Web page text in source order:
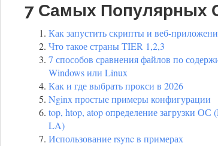
7 Самых Популярных
Как запустить скрипты и веб-
Что такое страны TIER 1,2,3
7 способов сравнения файлов по
Windows или Linux
Как и где выбрать прокси в 2026
Nginx простые примеры конфигурации
top, htop, atop определение загрузки ОС
LA)
Использование rsync в примерах